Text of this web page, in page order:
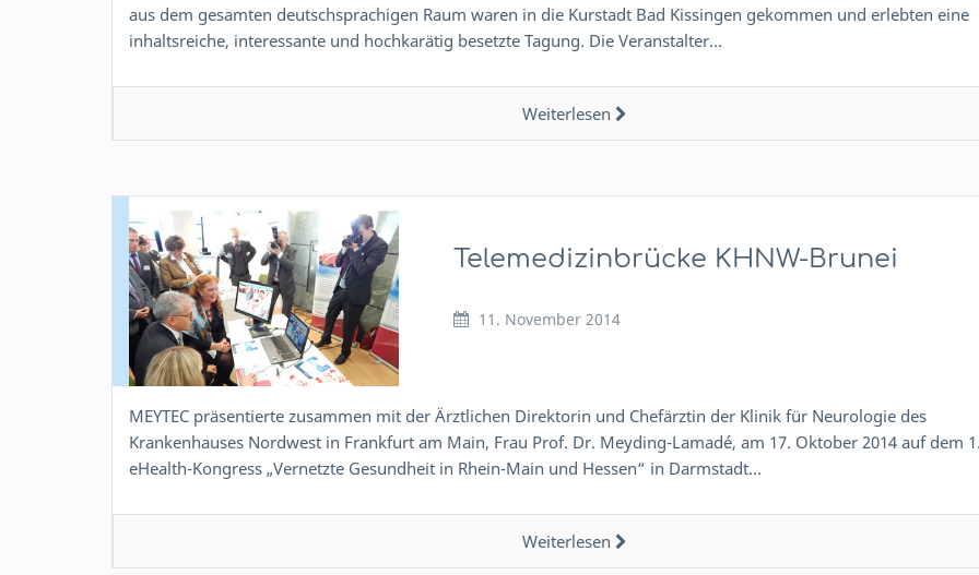
aus dem gesamten deutschsprachigen Raum waren in die Kurstadt Bad Kissingen gekommen und erlebten eine
inhaltsreiche, interessante und hochkarätig besetzte Tagung. Die Veranstalter…
Weiterlesen
Telemedizinbrücke KHNW-Brunei
11. November 2014
MEYTEC präsentierte zusammen mit der Ärztlichen Direktorin und Chefärztin der Klinik für Neurologie des
Krankenhauses Nordwest in Frankfurt am Main, Frau Prof. Dr. Meyding-Lamadé, am 17. Oktober 2014 auf dem
eHealth-Kongress „Vernetzte Gesundheit in Rhein-Main und Hessen“ in Darmstadt…
Weiterlesen